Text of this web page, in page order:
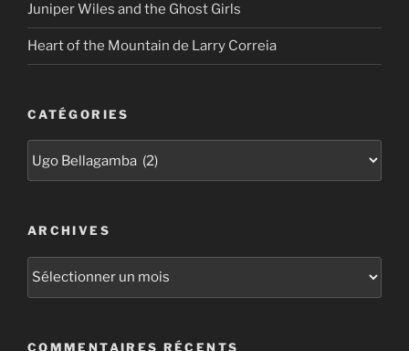
Juniper Wiles and the Ghost Girls
Heart of the Mountain de Larry Correia
CATÉGORIES
ARCHIVES
COMMENTAIRES RÉCENTS